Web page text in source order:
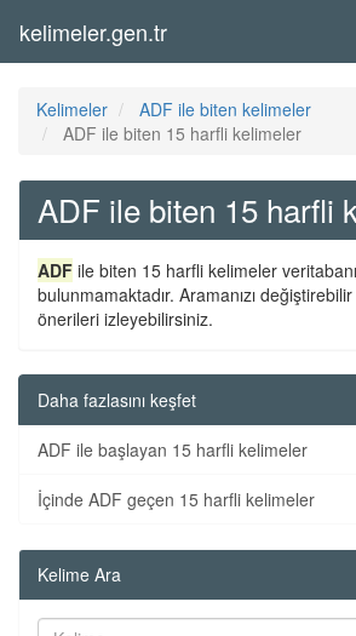
kelimeler.gen.tr
Kelimeler
ADF ile biten kelimeler
ADF ile biten 15 harfli kelimeler
ADF ile biten 15 harfli
ADF ile biten 15 harfli kelimeler
bulunmamaktadır. Aramanızı
önerileri izleyebilirsiniz.
Daha fazlasını keşfet
ADF ile başlayan 15 harfli kelimeler
İçinde ADF geçen 15 harfli kelimeler
Kelime Ara